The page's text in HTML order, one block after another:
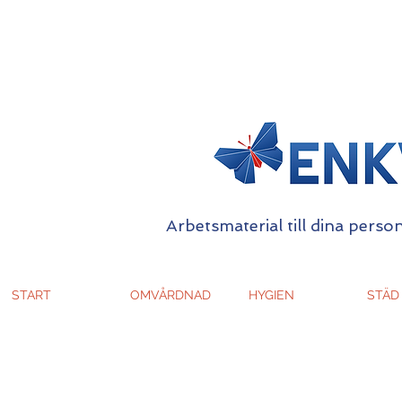
Arbetsmaterial till dina
START OMVÅRDNAD HYGIEN STÄD